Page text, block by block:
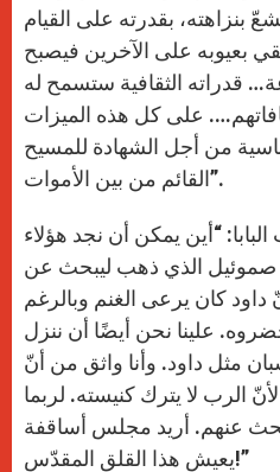
بقدرته على القيام
بعيوبه على الآخرين فيصبح
قدراته الثقافية ستسمح له
على كل هذه الميزات
من أجل الشهادة للمسيح
القائم من بين الأموات”.
“أين يمكن أن نجد هؤلاء
صموئيل الذي ذهب ليبحث عن
كان يرعى الغنم وبالرغم
علينا نحن أيضًا أن ننزل
مثل داود. وأنا واثق من أنّ
الرب لا يترك كنيسته. لربما
عنهم. أريد مجلس أساقفة
يعيش هذا القلق المقدّس!”